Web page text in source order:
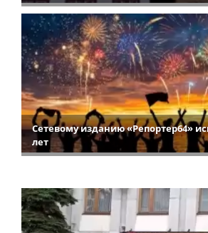
Сетевому изданию «Репортер64»
лет